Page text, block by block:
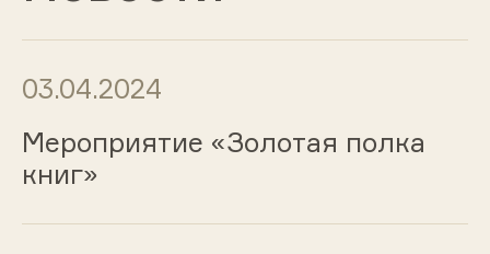
03.04.2024
Мероприятие «Золотая полка
книг»